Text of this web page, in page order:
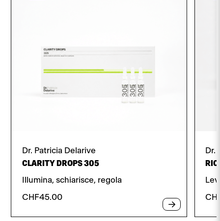
Dr. Patricia Delarive
CLARITY DROPS 305
Illumina, schiarisce, regola
CHF45.00
Dr.